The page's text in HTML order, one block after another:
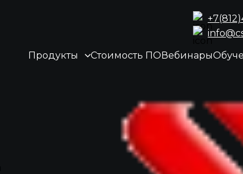
Продукты Стоимость ПОВебинары